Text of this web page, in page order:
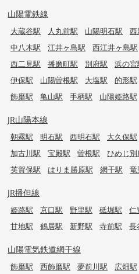
山陽電鉄線
大蔵谷駅 人丸前駅 山陽明石駅 西
中八木駅
江井ヶ島駅 西江井ヶ島駅
西二見駅
播磨町駅 別府駅 浜の宮
伊保駅
山陽曽根駅 大塩駅 的形駅
飾磨駅
亀山駅 手柄駅 山陽姫路駅
JR山陽本線
朝霧駅 明石駅 西明石駅 大久保駅
加古川駅
宝殿駅 曽根駅 ひめじ別
英賀保駅
はりま勝原駅 網干駅 竜
JR播但線
姫路駅 京口駅 野里駅 砥堀駅 仁
甘地駅
鶴居駅 新野駅 寺前駅 長
山陽電気鉄道網干線
飾磨駅 西飾磨駅 夢前川駅 広畑駅